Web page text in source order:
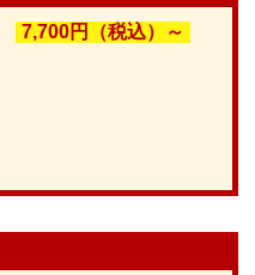
7,700円（税込）～